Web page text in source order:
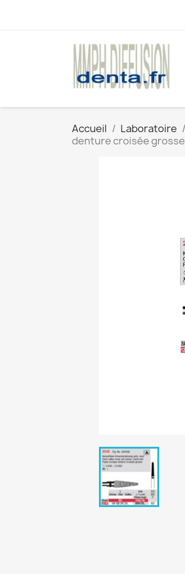
Accueil Laboratoire
denture croisée grosse